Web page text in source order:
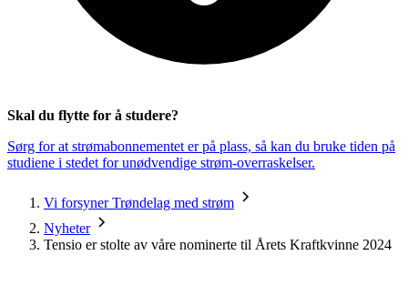
Skal du flytte for å studere?
Sørg for at strømabonnementet er på plass, så kan du bruke tiden på
studiene i stedet for unødvendige strøm-overraskelser.
Vi forsyner Trøndelag med strøm
Nyheter
Tensio er stolte av våre nominerte til Årets Kraftkvinne 2024